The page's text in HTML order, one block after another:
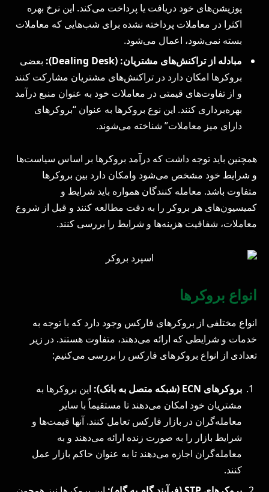
پوزیشن‌های خود دریافت یا پرداخت می‌کند. این نرخ بهره
اکثرا در معاملات پرداخته نشده برای شب‌هایی که معاملات
بسته نمی‌شود، اعمال می‌شود.
مبادله از تراکنش‌های مشتریان: (Dealing Desk):
بعضی
بروکرها امکان دارد در تراکنش‌های مشتریان مشارکت کنند
و از تفاوت‌های قیمتی در معاملات خود به عنوان منبع درآمد
بهره‌برداری کنند. این نوع بروکرها به عنوان “بروکرهای
دارای میز معاملات” شناخته می‌شوند.
همچنین باید توجه داشت که درآمد بروکرها بر اساس سیاست‌ها
و شرایط خود مشخص می‌شود وامکان دارد بین بروکرها
متفاوت باشد. معامله‌ کنندگان همواره باید شرایط و
کمیسیون‌های هر بروکر را به دقت مطالعه کنند و قبل از شروع
معاملات، شفافیت هزینه‌ها و شرایط را بررسی کنند.
انواع بروکرها
انواع مختلفی از بروکرهای فارکس وجود دارد که با توجه به
خدمات و شرایطی که ارائه می‌دهند، متفاوت هستند. در زیر
تعدادی از انواع بروکرهای فارکس را بررسی می‌کنیم:
بروکرهای ECN (شبکه متصل به بانک):
این بروکرها به
مشتریان خود امکان می‌دهند تا مستقیماً با سایر
معامله‌گران در بازار فارکس تعامل کنند. آنها قیمت‌ها و
شرایط بازار را به صورت زنده ارائه می‌دهند و به
معامله‌گران اجازه می‌دهند تا به عنوان حاکم بازار عمل
کنند.